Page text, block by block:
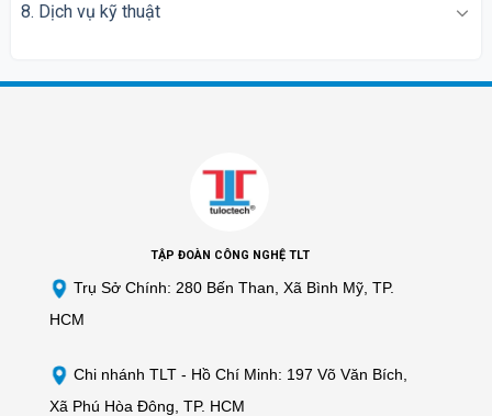
8. Dịch vụ kỹ thuật
TẬP ĐOÀN CÔNG NGHỆ TLT
Trụ Sở Chính: 280 Bến Than, Xã Bình Mỹ, TP.
HCM
Chi nhánh TLT - Hồ Chí Minh: 197 Võ Văn Bích,
Xã Phú Hòa Đông, TP. HCM